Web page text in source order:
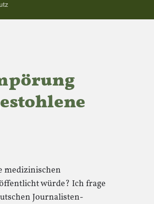
medizinischen
würde? Ich frage
Journalisten-